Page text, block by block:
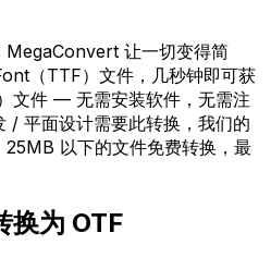
让一切变得简
（TTF）文件，几秒钟即可获
文件 — 无需安装软件，无需注
/ 平面设计需要此转换，我们的
以下的文件免费转换，最
换为 OTF